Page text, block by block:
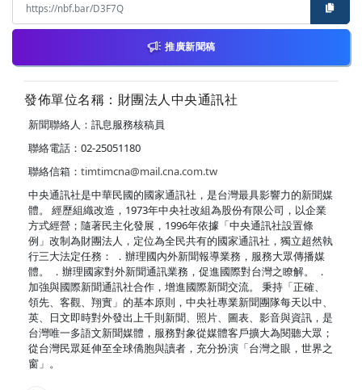
推廣新聞稿
發佈單位名稱：財團法人中央通訊社
新聞聯絡人：訊息服務核稿員
聯絡電話：02-25051180
聯絡信箱： timtimcna@mail.cna.com.tw
中央通訊社是中華民國的國家通訊社，是台灣最具影響力的新聞媒
體。 經歷組織改造，1973年中央社改組為股份有限公司，以企業
方式經營；隨著民主化發展，1996年依據「中央通訊社設置條
例」改制為財團法人，定位為全民共有的國家通訊社，獨立超然執
行三大法定任務： ．辦理國內外新聞報導業務，服務大眾傳播媒
體。 ．辦理國家對外新聞通訊業務，促進國際對台灣之瞭解。 ．
加強與國際新聞通訊社合作，增進國際新聞交流。 秉持「正確、
領先、客觀、翔實」的基本原則，中央社專業新聞團隊每天以中、
英、日文即時對外發出上千則新聞、照片、圖表、影音與資訊，是
台灣唯一多語文新聞媒體，服務對象從媒體客戶擴大為閱聽大眾；
從台灣民眾延伸至全球僑胞與讀者，充分扮演「台灣之眼，世界之
窗」。